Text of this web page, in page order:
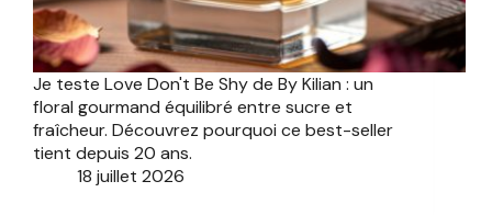
Je teste Love Don't Be Shy de By Kilian : un
floral gourmand équilibré entre sucre et
fraîcheur. Découvrez pourquoi ce best-seller
tient depuis 20 ans.
18 juillet 2026